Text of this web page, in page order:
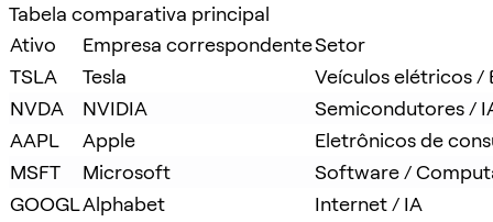
Tabela comparativa principal
Ativo
Empresa correspondenteSetor
TSLA
Tesla
Veículos elétricos /
NVDA
NVIDIA
Semicondutores /
AAPL
Apple
Eletrônicos de
MSFT
Microsoft
Software /
GOOGLAlphabet
Internet / IA